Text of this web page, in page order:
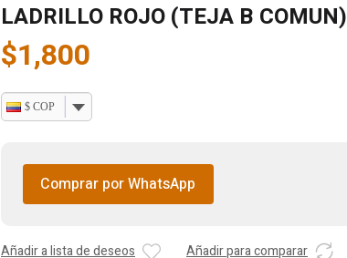
LADRILLO ROJO (TEJA B COMUN)
$1,800
$ COP
Comprar por WhatsApp
Añadir a lista de deseos Añadir para comparar